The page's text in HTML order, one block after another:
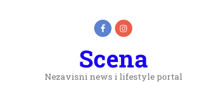
Scena
Nezavisni news i lifestyle portal